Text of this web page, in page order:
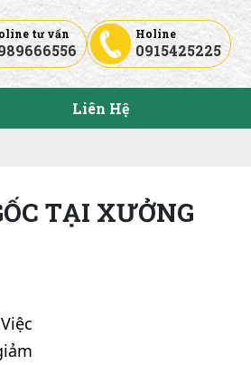
tư vấn Holine
0915425225
Liên Hệ
TẠI XƯỞNG